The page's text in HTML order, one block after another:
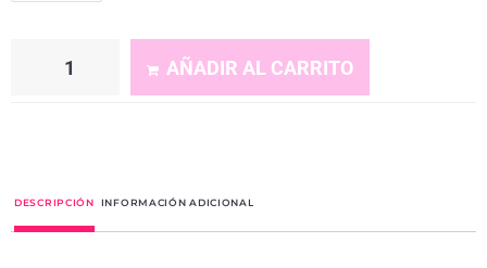
AÑADIR AL CARRITO
e
DESCRIPCIÓN INFORMACIÓN ADICIONAL